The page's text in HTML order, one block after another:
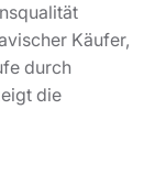
Käufer,
durch
die